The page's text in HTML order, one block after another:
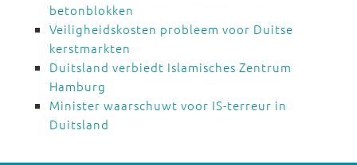
betonblokken
Veiligheidskosten probleem voor Duitse
kerstmarkten
Duitsland verbiedt Islamisches Zentrum
Hamburg
Minister waarschuwt voor IS-terreur in
Duitsland